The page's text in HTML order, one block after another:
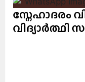
സ്നേഹാദരം
വിദ്യാർത്ഥി